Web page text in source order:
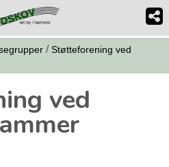
/ Støtteforening ved
ved